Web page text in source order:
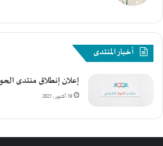
أخبار المنتدى
إعلان إنطلاق منتدى
19 أكتوبر، 2021